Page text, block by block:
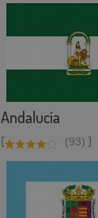
Andalucía
[ (93) ]